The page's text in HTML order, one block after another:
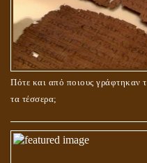
Πότε και από ποιους γράφτηκαν
τα τέσσερα;
ΤΟ ΣΗΜΕΙΟ ΤΟΥ ΣΤΑΥΡΟΥ